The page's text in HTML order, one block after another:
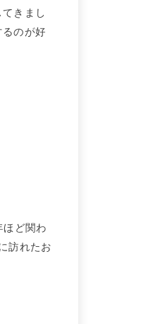
きまし
のが好
ほど関わ
訪れたお